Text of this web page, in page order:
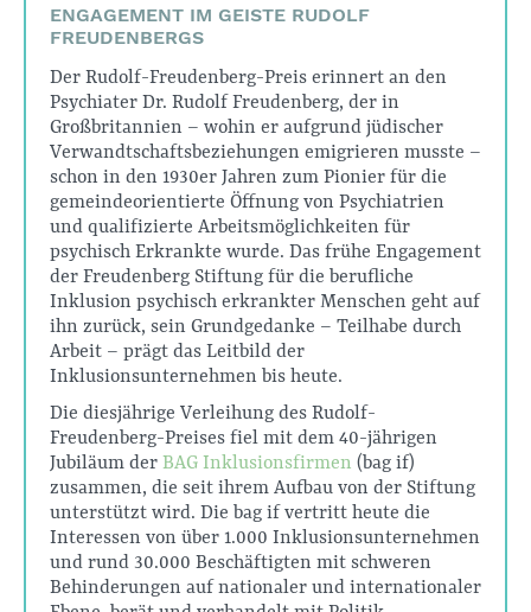
ENGAGEMENT IM GEISTE RUDOLF
FREUDENBERGS
Der Rudolf-Freudenberg-Preis erinnert an den
Psychiater Dr. Rudolf Freudenberg, der in
Großbritannien – wohin er aufgrund jüdischer
Verwandtschaftsbeziehungen emigrieren musste –
schon in den 1930er Jahren zum Pionier für die
gemeindeorientierte Öffnung von Psychiatrien
und qualifizierte Arbeitsmöglichkeiten für
psychisch Erkrankte wurde. Das frühe Engagement
der Freudenberg Stiftung für die berufliche
Inklusion psychisch erkrankter Menschen geht auf
ihn zurück, sein Grundgedanke – Teilhabe durch
Arbeit – prägt das Leitbild der
Inklusionsunternehmen bis heute.
Die diesjährige Verleihung des Rudolf-
Freudenberg-Preises fiel mit dem 40-jährigen
Jubiläum der BAG Inklusionsfirmen (bag if)
zusammen, die seit ihrem Aufbau von der Stiftung
unterstützt wird. Die bag if vertritt heute die
Interessen von über 1.000 Inklusionsunternehmen
und rund 30.000 Beschäftigten mit schweren
Behinderungen auf nationaler und internationaler